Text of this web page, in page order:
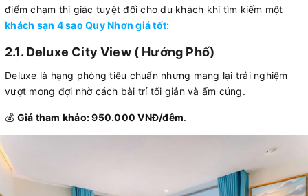
điểm chạm thị giác tuyệt đối cho du khách khi tìm kiếm một
khách sạn 4 sao Quy Nhơn giá tốt:
2.1. Deluxe City View ( Hướng Phố)
Deluxe là hạng phòng tiêu chuẩn nhưng mang lại trải nghiệm
vượt mong đợi nhờ cách bài trí tối giản và ấm cúng.
💰 Giá tham khảo: 950.000 VNĐ/đêm.